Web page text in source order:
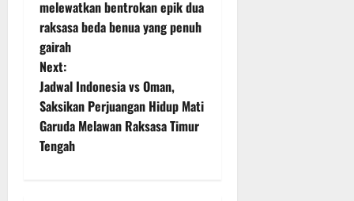
s
t
n
a
v
melewatkan bentrokan epik dua
raksasa beda benua yang penuh
gairah
Next:
Jadwal Indonesia vs Oman,
Saksikan Perjuangan Hidup Mati
Garuda Melawan Raksasa Timur
Tengah